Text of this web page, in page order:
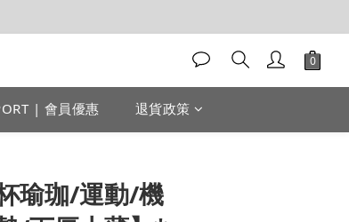
| 會員優惠 退貨政策
瑜珈/運動/機